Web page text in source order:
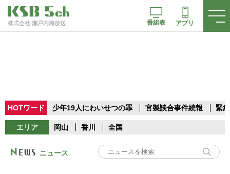
株式会社 瀬戸内海放送 番組表 アプリ
HOTワード 少年19人にわいせつの罪 官製談合事件続報 緊
エリア 岡山 香川 全国
ニュース